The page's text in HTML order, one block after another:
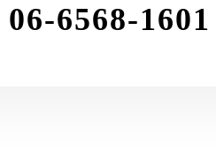
06-6568-1601